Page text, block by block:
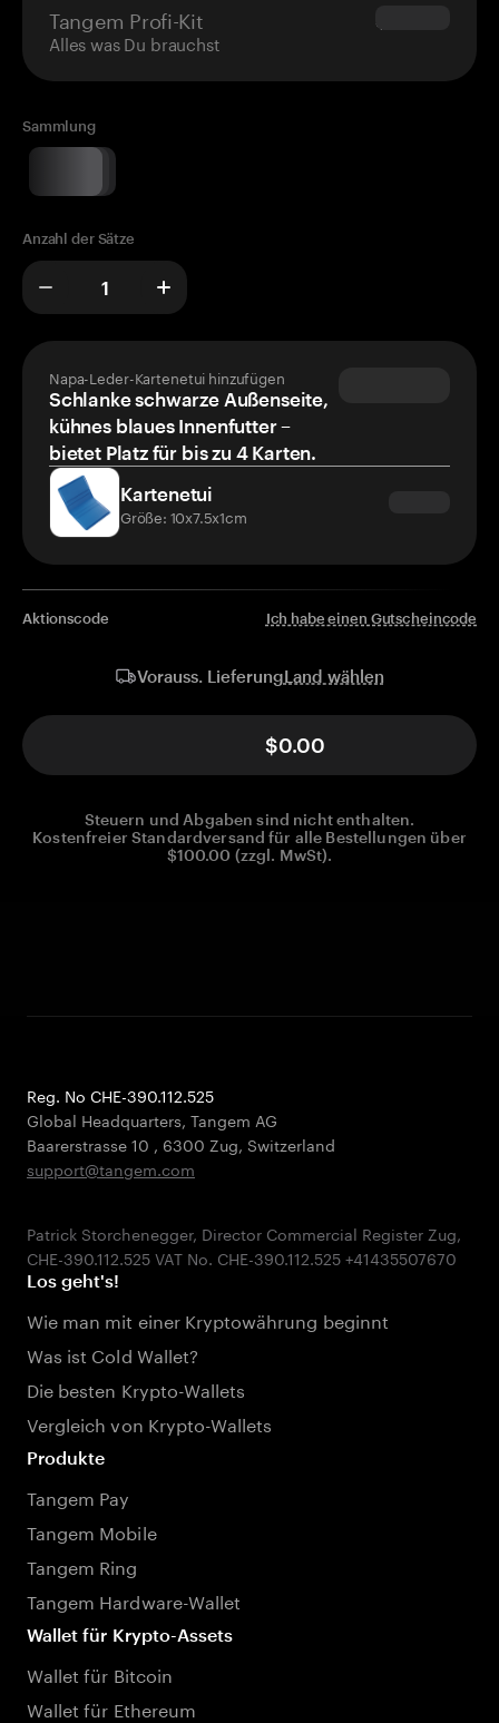
Tangem Profi-Kit
Alles was Du brauchst
$180.00
Sammlung
Anzahl der Sätze
Napa-Leder-Kartenetui hinzufügen
Schlanke schwarze Außenseite,
kühnes blaues Innenfutter –
bietet Platz für bis zu 4 Karten.
Kartenetui
Größe: 10x7.5x1cm
Aktionscode Ich habe einen Gutscheincode
Vorauss. LieferungLand wählen
$0.00
Steuern und Abgaben sind nicht enthalten.
Kostenfreier Standardversand für alle Bestellungen über
$100.00 (zzgl. MwSt).
Reg. No CHE-390.112.525
Global Headquarters, Tangem AG
Baarerstrasse 10 , 6300 Zug, Switzerland
support@tangem.com
Patrick Storchenegger, Director Commercial Register Zug,
Los geht's!
Wie man mit einer Kryptowährung beginnt
Was ist Cold Wallet?
Die besten Krypto-Wallets
Vergleich von Krypto-Wallets
Produkte
Tangem Pay
Tangem Mobile
Tangem Ring
Tangem Hardware-Wallet
Wallet für Krypto-Assets
Wallet für Bitcoin
Wallet für Ethereum